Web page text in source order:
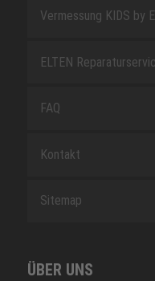
Vermessung KIDS by
ELTEN
FAQ
Kontakt
Sitemap
ÜBER UNS